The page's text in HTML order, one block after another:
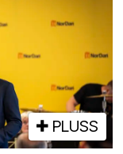
PLUSS